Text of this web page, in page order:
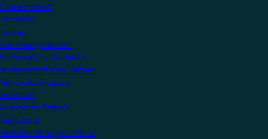
Gemeinschaft
Hersteller
Partner
Ausbildungszentren
Freiberufliche Ausbilder
Wissenschaftliche Partner
Nationale Gruppen
Userclubs
Assoziierte Partner
Testlabore
NextGen Bildungsinstitute